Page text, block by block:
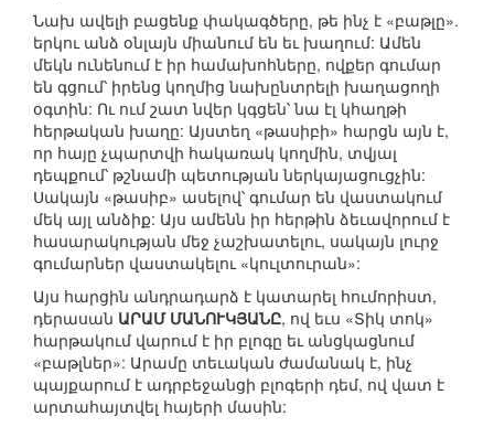
Նախ ավելի բացենք փակագծերը, թե ինչ է «բաթլը».
երկու անձ օնլայն միանում են եւ խաղում: Ամեն
մեկն ունենում է իր համախոհները, ովքեր գումար
են գցում՝ իրենց կողմից նախընտրելի խաղացողի
օգտին: Ու ում շատ նվեր կգցեն՝ նա էլ կհաղթի
հերթական խաղը: Այստեղ «թասիբի» հարցն այն է,
որ հայը չպարտվի հակառակ կողմին, տվյալ
դեպքում՝ թշնամի պետության ներկայացուցչին:
Սակայն «թասիբ» ասելով՝ գումար են վաստակում
մեկ այլ անձիք: Այս ամենն իր հերթին ձեւավորում է
հասարակության մեջ չաշխատելու, սակայն լուրջ
գումարներ վաստակելու «կուլտուրան»:
Այս հարցին անդրադարձ է կատարել հումորիստ,
դերասան ԱՐԱՄ ՄԱՆՈՒԿՅԱՆԸ, ով եւս «Տիկ տոկ»
հարթակում վարում է իր բլոգը եւ անցկացնում
«բաթլներ»: Արամը տեւական ժամանակ է, ինչ
պայքարում է ադրբեջանցի բլոգերի դեմ, ով վատ է
արտահայտվել հայերի մասին: